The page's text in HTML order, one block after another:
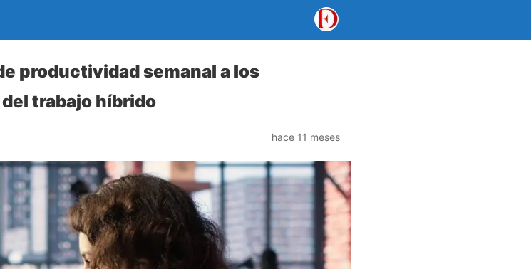
productividad semanal a los
trabajo híbrido
hace 11 meses